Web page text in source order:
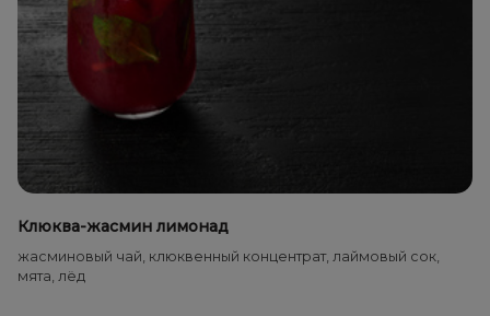
Клюква-жасмин лимонад
жасминовый чай, клюквенный концентрат, лаймовый сок,
мята, лёд